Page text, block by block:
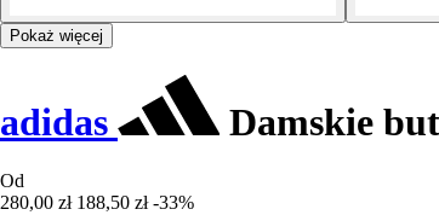
Pokaż więcej
adidas Damskie
Od
280,00 zł 188,50 zł -33%